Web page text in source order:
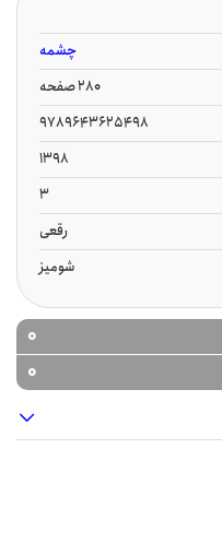
چشمه
280 صفحه
9789643625498
1398
3
رقعی
شومیز
0
0